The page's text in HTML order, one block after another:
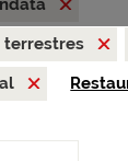
terrestres